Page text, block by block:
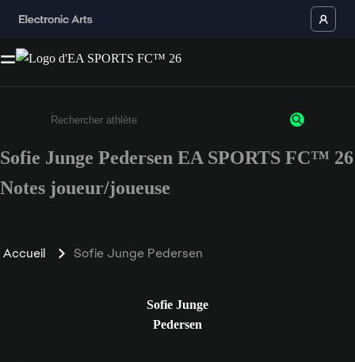
Saisissez au moins 3 caractères ou chiffres.
Sofie Junge Pedersen EA SPORTS FC™ 26
Notes joueur/joueuse
Accueil Sofie Junge Pedersen
Sofie Junge
Pedersen